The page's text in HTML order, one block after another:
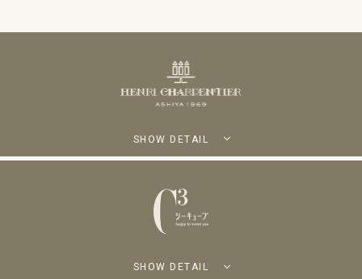
SHOW DETAIL
SHOW DETAIL